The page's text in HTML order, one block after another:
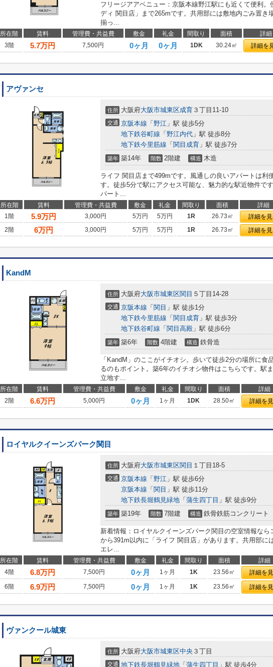
フリージアアベニュー：京阪本線野江駅にも近くて便利。
ディ 関目店」まで265mです。共用部には敷地内ごみ置き
揃っ...
所在階 賃料 管理費・共益費 敷金 礼金 間取り 面積 詳細
3階
5.7万円 7,500円 0ヶ月 0ヶ月 1DK 30.24㎡ 詳細を
アヴァンセ
住所 大阪府大阪市城東区成育 ３丁目11-10
交通 京阪本線 「 野江 」駅 徒歩5分
地下鉄谷町線 「 野江内代 」駅 徒歩8分
地下鉄今里筋線 「 関目成育 」駅 徒歩7分
築年 築14年 階数 2階建 構造 木造
ライフ 関目店まで499mです。風通しの良いアパートは利
す。徒歩5分で駅にアクセス可能な、魅力的な駅近物件で
パート...
所在階 賃料 管理費・共益費 敷金 礼金 間取り 面積 詳細
1階
5.9万円 3,000円 5万円 5万円 1R 26.73㎡ 詳細を
2階
6万円 3,000円 5万円 5万円 1R 26.73㎡ 詳細を
KandM
住所 大阪府大阪市城東区関目 ５丁目14-28
交通 京阪本線 「 関目 」駅 徒歩1分
地下鉄今里筋線 「 関目成育 」駅 徒歩3分
地下鉄谷町線 「 関目高殿 」駅 徒歩6分
築年 築6年 階数 4階建 構造 鉄骨造
「KandM」のここがイチオシ。歩いて徒歩2分の場所に食
るのもポイント。築6年のイチオシ物件はこちらです。駅
立地す...
所在階 賃料 管理費・共益費 敷金 礼金 間取り 面積 詳細
2階
6.6万円 5,000円 0ヶ月 1ヶ月 1DK 28.50㎡ 詳細を
ロイヤルクイーンズパーク関目
住所 大阪府大阪市城東区関目 １丁目18-5
交通 京阪本線 「 野江 」駅 徒歩6分
京阪本線 「 関目 」駅 徒歩11分
地下鉄長堀鶴見緑地 「 蒲生四丁目 」駅 徒歩9分
築年 築19年 階数 7階建 構造 鉄骨鉄筋コンクリート
新着情報：ロイヤルクイーンズパーク関目の空室情報なら
から391m以内に「ライフ 関目店」があります。共用部に
エレ...
所在階 賃料 管理費・共益費 敷金 礼金 間取り 面積 詳細
4階
6.8万円 7,500円 0ヶ月 1ヶ月 1K 23.56㎡ 詳細を
6階
6.9万円 7,500円 0ヶ月 1ヶ月 1K 23.56㎡ 詳細を
ヴァンクール城東
住所 大阪府大阪市城東区中央 ３丁目
交通 地下鉄長堀鶴見緑地 「 蒲生四丁目 」駅 徒歩4分